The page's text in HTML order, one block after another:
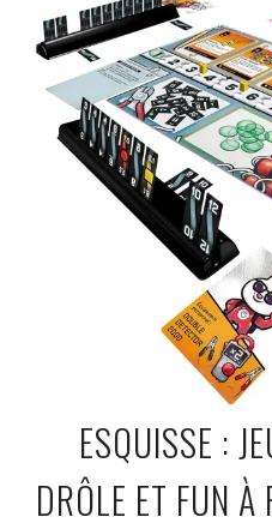
ESQUISSE :
DRÔLE ET FUN À